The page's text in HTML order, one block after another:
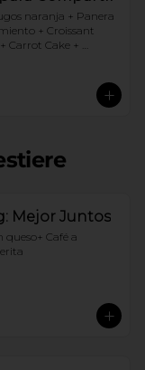
naranja + Panera
+ Croissant
Carrot Cake +
Mejor Juntos
Café a